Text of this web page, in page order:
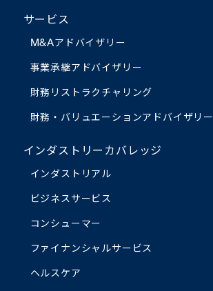
サービス
M&Aアドバイザリー
事業承継アドバイザリー
財務リストラクチャリング
財務・バリュエーションアドバイザリー
インダストリーカバレッジ
インダストリアル
ビジネスサービス
コンシューマー
ファイナンシャルサービス
ヘルスケア